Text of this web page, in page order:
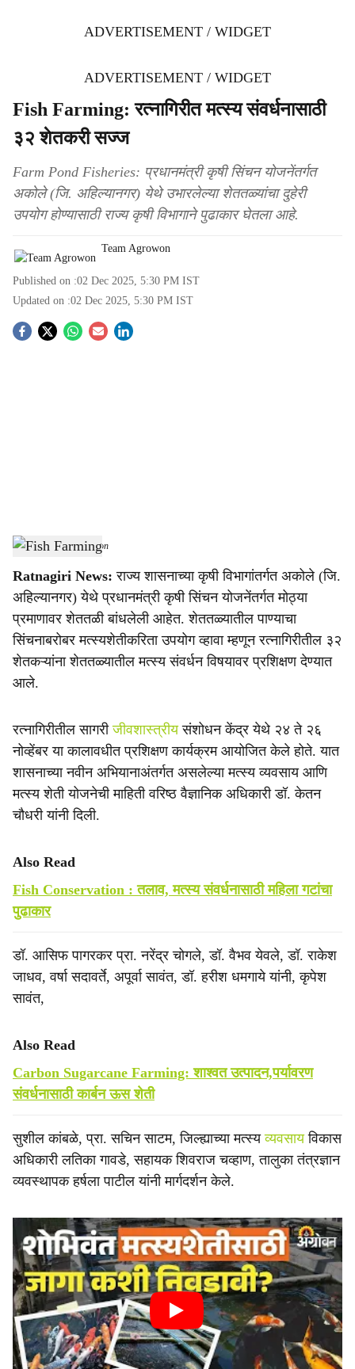
ADVERTISEMENT / WIDGET
ADVERTISEMENT / WIDGET
Fish Farming: रत्नागिरीत मत्स्य संवर्धनासाठी
३२ शेतकरी सज्ज
Farm Pond Fisheries: प्रधानमंत्री कृषी सिंचन योजनेंतर्गत
अकोले (जि. अहिल्यानगर) येथे उभारलेल्या शेततळ्यांचा दुहेरी
उपयोग होण्यासाठी राज्य कृषी विभागाने पुढाकार घेतला आहे.
Team Agrowon
Published on :02 Dec 2025, 5:30 PM IST
Updated on :02 Dec 2025, 5:30 PM IST
S
a
r
e
Fish Farming-Agrowon
Ratnagiri News: राज्य शासनाच्या कृषी विभागांतर्गत अकोले (जि.
अहिल्यानगर) येथे प्रधानमंत्री कृषी सिंचन योजनेंतर्गत मोठ्या
प्रमाणावर शेततळी बांधलेली आहेत. शेततळ्यातील पाण्याचा
सिंचनाबरोबर मत्स्यशेतीकरिता उपयोग व्हावा म्हणून रत्नागिरीतील ३२
शेतकऱ्यांना शेततळ्यातील मत्स्य संवर्धन विषयावर प्रशिक्षण देण्यात
आले.
रत्नागिरीतील सागरीजीवशास्त्रीयसंशोधन केंद्र येथे २४ ते २६
नोव्हेंबर या कालावधीत प्रशिक्षण कार्यक्रम आयोजित केले होते. यात
शासनाच्या नवीन अभियानाअंतर्गत असलेल्या मत्स्य व्यवसाय आणि
मत्स्य शेती योजनेची माहिती वरिष्ठ वैज्ञानिक अधिकारी डॉ. केतन
चौधरी यांनी दिली.
Also Read
Fish Conservation : तलाव, मत्स्य संवर्धनासाठी महिला गटांचा
पुढाकार
डॉ. आसिफ पागरकर प्रा. नरेंद्र चोगले, डॉ. वैभव येवले, डॉ. राकेश
जाधव, वर्षा सदावर्ते, अपूर्वा सावंत, डॉ. हरीश धमगाये यांनी, कृपेश
सावंत,
Also Read
Carbon Sugarcane Farming: शाश्वत उत्पादन,पर्यावरण
संवर्धनासाठी कार्बन ऊस शेती
सुशील कांबळे, प्रा. सचिन साटम, जिल्ह्याच्या मत्स्यव्यवसायविकास
अधिकारी लतिका गावडे, सहायक शिवराज चव्हाण, तालुका तंत्रज्ञान
व्यवस्थापक हर्षला पाटील यांनी मार्गदर्शन केले.